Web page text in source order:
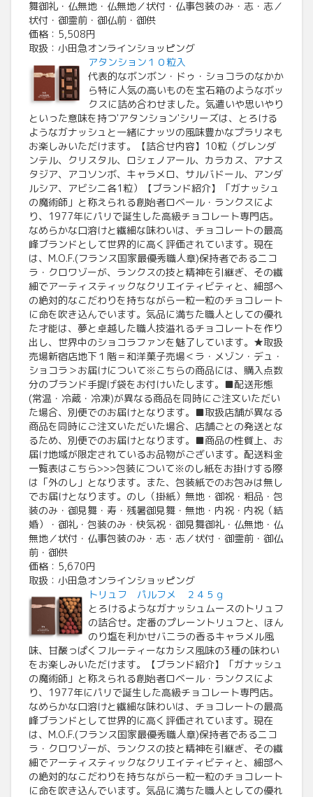
舞御礼・仏無地・仏無地／状付・仏事包装のみ・志・志／
状付・御霊前・御仏前・御供
価格：5,508円
取扱：小田急オンラインショッピング
アタンション１０粒入
代表的なボンボン・ドゥ・ショコラのなかか
ら特に人気の高いものを宝石箱のようなボッ
クスに詰め合わせました。気遣いや思いやり
といった意味を持つ'アタンション'シリーズは、とろける
ようなガナッシュと一緒にナッツの風味豊かなプラリネも
お楽しみいただけます。【詰合せ内容】10粒（グレンダ
ンテル、クリスタル、ロシェノアール、カラカス、アナス
タジア、アコソンボ、キャラメロ、サルバドール、アンダ
ルシア、アビシニ各1粒）【ブランド紹介】「ガナッシュ
の魔術師」と称えられる創始者ロベール・ランクスによ
り、1977年にパリで誕生した高級チョコレート専門店。
なめらかな口溶けと繊細な味わいは、チョコレートの最高
峰ブランドとして世界的に高く評価されています。現在
は、M.O.F.(フランス国家最優秀職人章)保持者であるニコ
ラ・クロワゾーが、ランクスの技と精神を引継ぎ、その繊
細でアーティスティックなクリエイティビティと、細部へ
の絶対的なこだわりを持ちながら一粒一粒のチョコレート
に命を吹き込んでいます。気品に満ちた職人としての優れ
た才能は、夢と卓越した職人技溢れるチョコレートを作り
出し、世界中のショコラファンを魅了しています。★取扱
売場新宿店地下１階＝和洋菓子売場＜ラ・メゾン・デュ・
ショコラ＞お届けについて※こちらの商品には、購入点数
分のブランド手提げ袋をお付けいたします。■配送形態
(常温・冷蔵・冷凍)が異なる商品を同時にご注文いただい
た場合、別便でのお届けとなります。■取扱店舗が異なる
商品を同時にご注文いただいた場合、店舗ごとの発送とな
るため、別便でのお届けとなります。■商品の性質上、お
届け地域が限定されているお品物がございます。配送料金
一覧表はこちら>>>包装について※のし紙をお掛けする際
は「外のし」となります。また、包装紙でのお包みは無し
でお届けとなります。のし（掛紙）無地・御祝・粗品・包
装のみ・御見舞・寿・残暑御見舞・無地・内祝・内祝（結
婚）・御礼・包装のみ・快気祝・御見舞御礼・仏無地・仏
無地／状付・仏事包装のみ・志・志／状付・御霊前・御仏
前・御供
価格：5,670円
取扱：小田急オンラインショッピング
トリュフ パルフメ ２４５ｇ
とろけるようなガナッシュムースのトリュフ
の詰合せ。定番のプレーントリュフと、ほん
のり塩を利かせバニラの香るキャラメル風
味、甘酸っぱくフルーティーなカシス風味の3種の味わい
をお楽しみいただけます。【ブランド紹介】「ガナッシュ
の魔術師」と称えられる創始者ロベール・ランクスによ
り、1977年にパリで誕生した高級チョコレート専門店。
なめらかな口溶けと繊細な味わいは、チョコレートの最高
峰ブランドとして世界的に高く評価されています。現在
は、M.O.F.(フランス国家最優秀職人章)保持者であるニコ
ラ・クロワゾーが、ランクスの技と精神を引継ぎ、その繊
細でアーティスティックなクリエイティビティと、細部へ
の絶対的なこだわりを持ちながら一粒一粒のチョコレート
に命を吹き込んでいます。気品に満ちた職人としての優れ